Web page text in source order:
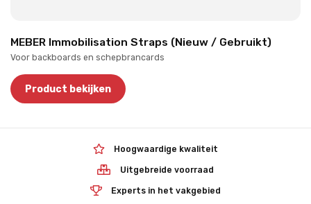
MEBER Immobilisation Straps (Nieuw / Gebruikt)
Voor backboards en schepbrancards
Product bekijken
Hoogwaardige kwaliteit
Uitgebreide voorraad
Experts in het vakgebied